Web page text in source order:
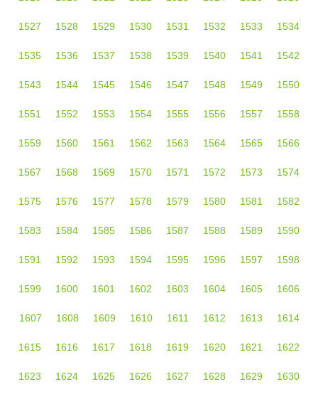
1527 1528 1529 1530 1531 1532 1533 1534
1535 1536 1537 1538 1539 1540 1541 1542
1543 1544 1545 1546 1547 1548 1549 1550
1551 1552 1553 1554 1555 1556 1557 1558
1559 1560 1561 1562 1563 1564 1565 1566
1567 1568 1569 1570 1571 1572 1573 1574
1575 1576 1577 1578 1579 1580 1581 1582
1583 1584 1585 1586 1587 1588 1589 1590
1591 1592 1593 1594 1595 1596 1597 1598
1599 1600 1601 1602 1603 1604 1605 1606
1607 1608 1609 1610 1611 1612 1613 1614
1615 1616 1617 1618 1619 1620 1621 1622
1623 1624 1625 1626 1627 1628 1629 1630